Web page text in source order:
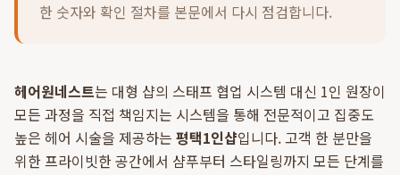
한 숫자와 확인 절차를 본문에서 다시 점검합니다.
헤어원네스트는 대형 샵의 스태프 협업 시스템 대신 1인 원장이
모든 과정을 직접 책임지는 시스템을 통해 전문적이고 집중도
높은 헤어 시술을 제공하는 평택1인샵입니다. 고객 한 분만을
위한 프라이빗한 공간에서 샴푸부터 스타일링까지 모든 단계를